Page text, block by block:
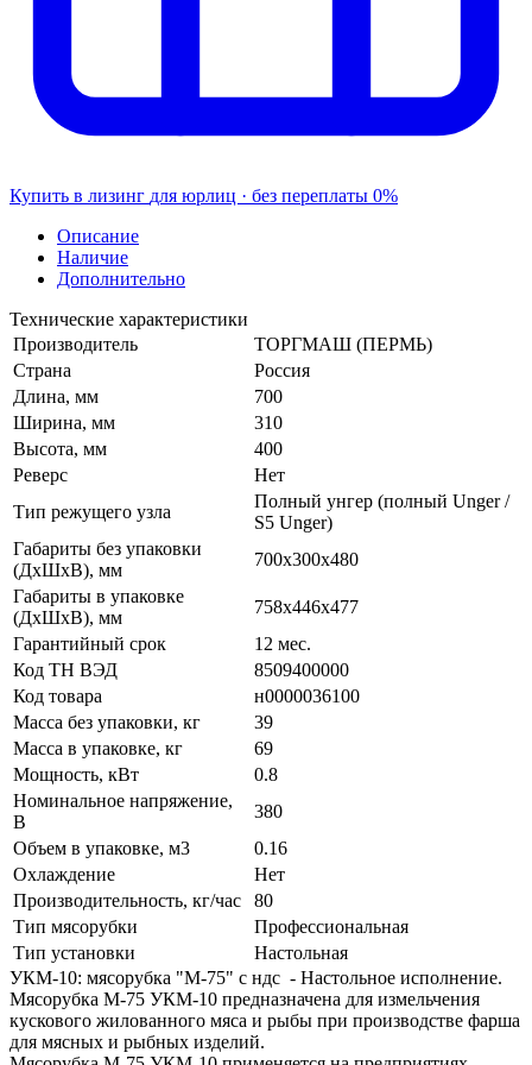
Купить в лизинг для юрлиц · без переплаты 0%
Описание
Наличие
Дополнительно
Технические характеристики
Производитель
ТОРГМАШ (ПЕРМЬ)
Страна
Россия
Длина, мм
700
Ширина, мм
310
Высота, мм
400
Реверс
Нет
Тип режущего узла
Полный унгер (полный Unger /
S5 Unger)
Габариты без упаковки
(ДхШхВ), мм
700х300х480
Габариты в упаковке
(ДхШхВ), мм
758х446х477
Гарантийный срок
12 мес.
Код ТН ВЭД
8509400000
Код товара
н0000036100
Масса без упаковки, кг
39
Масса в упаковке, кг
69
Мощность, кВт
0.8
Номинальное напряжение,
В
380
Объем в упаковке, м3
0.16
Охлаждение
Нет
Производительность, кг/час
80
Тип мясорубки
Профессиональная
Тип установки
Настольная
УКМ-10: мясорубка "М-75" с ндс - Настольное исполнение.
Мясорубка М-75 УКМ-10 предназначена для измельчения
кускового жилованного мяса и рыбы при производстве фарша
для мясных и рыбных изделий.